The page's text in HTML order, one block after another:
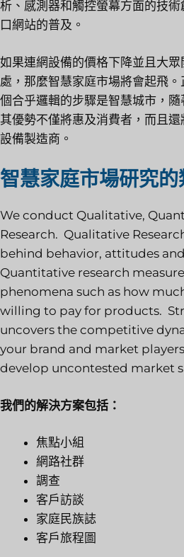
析、感測器和觸控螢幕方面的技
口網站的普及。
如果連網設備的價格下降並且大
處，那麼智慧家庭市場將會起飛
個合乎邏輯的步驟是智慧城市，隨
其優勢不僅將惠及消費者，而且
設備製造商。
智慧家庭市場研究的
We conduct Qualitative,
Research. Qualitative
behind behavior, attitudes
Quantitative research
phenomena such as how
willing to pay for products.
uncovers the competitive
your brand and market
develop uncontested market
我們的解決方案包括：
焦點小組
網路社群
調查
客戶訪談
家庭民族誌
客戶旅程圖